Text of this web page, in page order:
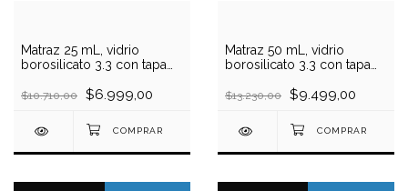
Matraz 25 mL, vidrio
borosilicato 3.3 con tapa
$10.710,00 $6.999,00
Matraz 50 mL, vidrio
borosilicato 3.3 con tapa
$13.230,00 $9.499,00